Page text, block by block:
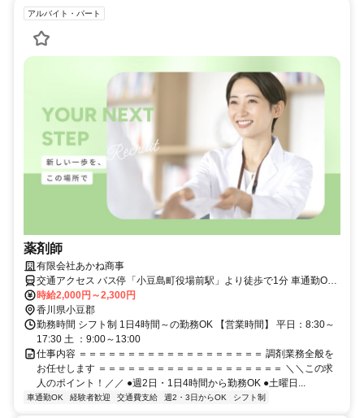
アルバイト・パート
薬剤師
有限会社あかね商事
交通アクセス バス停「小豆島町役場前駅」より徒歩で1分 車通勤OK
交通費支給
時給2,000円～2,300円
香川県小豆郡
勤務時間 シフト制 1日4時間～の勤務OK 【営業時間】 平日：8:30～
17:30 土 ：9:00～13:00
仕事内容 ＝＝＝＝＝＝＝＝＝＝＝＝＝＝＝＝＝＝＝ 調剤業務全般を
お任せします ＝＝＝＝＝＝＝＝＝＝＝＝＝＝＝＝＝＝＝ ＼＼この求
人のポイント！／／ ●週2日・1日4時間から勤務OK ●土曜日...
車通勤OK 経験者歓迎 交通費支給 週2・3日からOK シフト制